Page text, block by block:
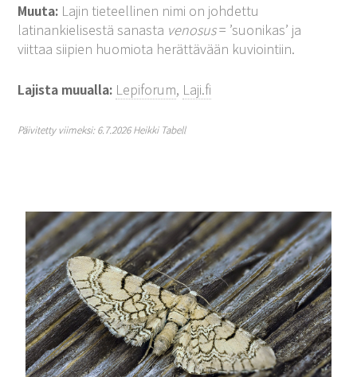
Muuta: Lajin tieteellinen nimi on johdettu
latinankielisestä sanasta venosus= ’suonikas’ ja
viittaa siipien huomiota herättävään kuviointiin.
Lajista muualla: Lepiforum, Laji.fi
Päivitetty viimeksi: 6.7.2026 Heikki Tabell